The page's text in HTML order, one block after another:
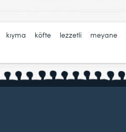
kıyma köfte lezzetli meyane